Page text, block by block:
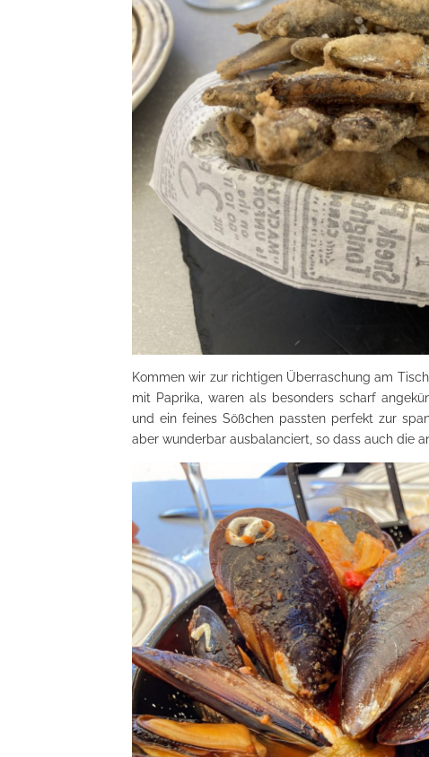
Kommen wir zur richtigen Überraschung am
mit Paprika, waren als besonders scharf
und ein feines Sößchen passten perfekt zur
aber wunderbar ausbalanciert, so dass auch die